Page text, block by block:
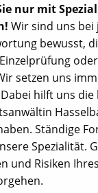
nur mit
Wir sind uns
bewusst,
setzen uns
hilft uns
Ständige
Spezialität.
und Risiken